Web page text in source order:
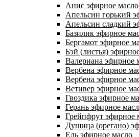
Анис эфирное масло
Апельсин горький
Апельсин сладкий
Базилик эфирное
Бергамот эфирное
Бэй (листья)
Валериана эфирное
Вербена эфирное
Вербена эфирное
Ветивер эфирное
Гвоздика эфирное
Герань эфирное
Грейпфрут эфирное
Душица (орегано)
Ель эфирное масло